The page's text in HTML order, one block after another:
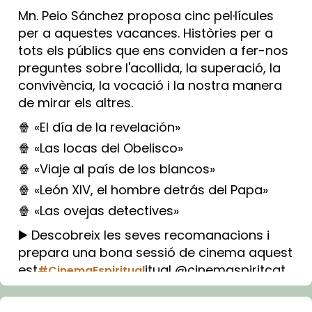
Mn. Peio Sánchez proposa cinc pel·lícules
per a aquestes vacances. Històries per a
tots els públics que ens conviden a fer-nos
preguntes sobre l'acollida, la superació, la
convivència, la vocació i la nostra manera
de mirar els altres.
🍿 «El día de la revelación»
🍿 «Las locas del Obelisco»
🍿 «Viaje al país de los blancos»
🍿 «León XIV, el hombre detrás del Papa»
🍿 «Las ovejas detectives»
▶️ Descobreix les seves recomanacions i
prepara una bona sessió de cinema aquest
est#CinemaEspiritualitual @cinemaspiritcat
Imatge: Generada amb IA (OpenAI)